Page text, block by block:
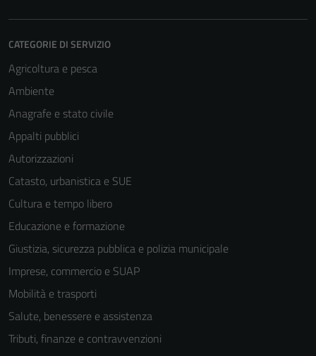
CATEGORIE DI SERVIZIO
Agricoltura e pesca
Ambiente
Anagrafe e stato civile
Appalti pubblici
Autorizzazioni
Catasto, urbanistica e SUE
Cultura e tempo libero
Educazione e formazione
Giustizia, sicurezza pubblica e polizia municipale
Imprese, commercio e SUAP
Mobilità e trasporti
Salute, benessere e assistenza
Tributi, finanze e contravvenzioni